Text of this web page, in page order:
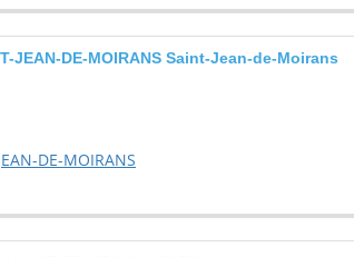
JEAN-DE-MOIRANS Saint-Jean-de-Moirans
DE-MOIRANS